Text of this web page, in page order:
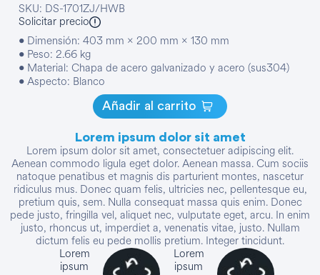
SKU: DS-1701ZJ/HWB
Solicitar precio
• Dimensión: 403 mm × 200 mm × 130 mm
• Peso: 2.66 kg
• Material: Chapa de acero galvanizado y acero (sus304)
• Aspecto: Blanco
Añadir al carrito
Lorem ipsum dolor sit amet
Lorem ipsum dolor sit amet, consectetuer adipiscing elit.
Aenean commodo ligula eget dolor. Aenean massa. Cum sociis
natoque penatibus et magnis dis parturient montes, nascetur
ridiculus mus. Donec quam felis, ultricies nec, pellentesque eu,
pretium quis, sem. Nulla consequat massa quis enim. Donec
pede justo, fringilla vel, aliquet nec, vulputate eget, arcu. In enim
justo, rhoncus ut, imperdiet a, venenatis vitae, justo. Nullam
dictum felis eu pede mollis pretium. Integer tincidunt.
Lorem
ipsum
Lorem
ipsum